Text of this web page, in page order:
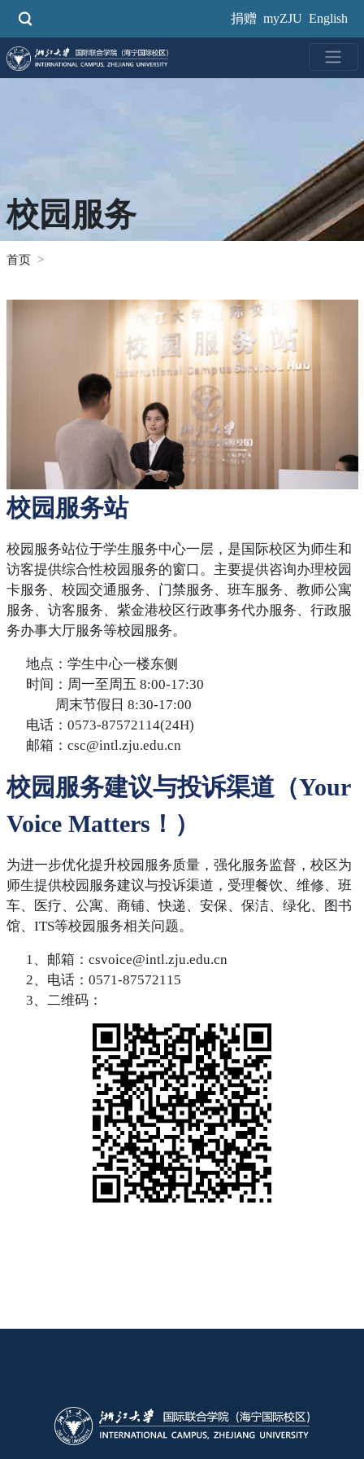
捐赠 myZJU English
校园服务
首页
校园服务站
校园服务站位于学生服务中心一层，是国际校区为师生和
访客提供综合性校园服务的窗口。主要提供咨询办理校园
卡服务、校园交通服务、门禁服务、班车服务、教师公寓
服务、访客服务、紫金港校区行政事务代办服务、行政服
务办事大厅服务等校园服务。
地点：学生中心一楼东侧
时间：周一至周五 8:00-17:30
周末节假日 8:30-17:00
电话：0573-87572114(24H)
邮箱： csc@intl.zju.edu.cn
校园服务建议与投诉渠道（Your
Voice Matters！）
为进一步优化提升校园服务质量，强化服务监督，校区为
师生提供校园服务建议与投诉渠道，受理餐饮、维修、班
车、医疗、公寓、商铺、快递、安保、保洁、绿化、图书
馆、ITS等校园服务相关问题。
1、邮箱： csvoice@intl.zju.edu.cn
2、电话：0571-87572115
3、二维码：